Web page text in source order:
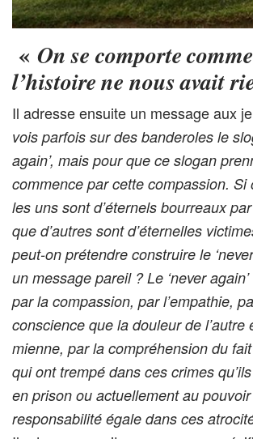
« On se comporte
l’histoire ne nous avait
Il adresse ensuite un message aux
vois parfois sur des banderoles le
again’, mais pour que ce slogan
commence par cette compassion. Si
les uns sont d’éternels bourreaux
que d’autres sont d’éternelles
peut-on prétendre construire le
un message pareil ? Le ‘never
par la compassion, par l’empathie,
conscience que la douleur de l’autre
mienne, par la compréhension du
qui ont trempé dans ces crimes
en prison ou actuellement au
responsabilité égale dans ces